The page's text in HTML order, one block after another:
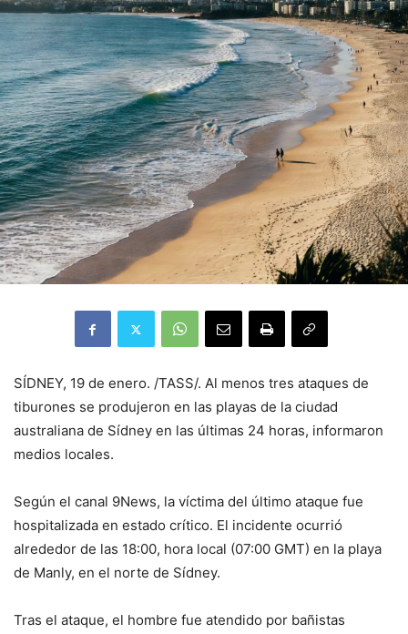
SÍDNEY, 19 de enero. /TASS/. Al menos tres ataques de
tiburones se produjeron en las playas de la ciudad
australiana de Sídney en las últimas 24 horas, informaron
medios locales.
Según el canal 9News, la víctima del último ataque fue
hospitalizada en estado crítico. El incidente ocurrió
alrededor de las 18:00, hora local (07:00 GMT) en la playa
de Manly, en el norte de Sídney.
Tras el ataque, el hombre fue atendido por bañistas